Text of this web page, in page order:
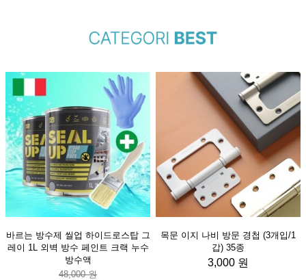
바르는 방수제 씰업 하이드로스탑 그
레이 1L 외벽 방수 페인트 크랙 누수
방수액
48,000 원
목문 이지 나비 방문 경첩 (3개입/1
갑) 35종
3,000 원